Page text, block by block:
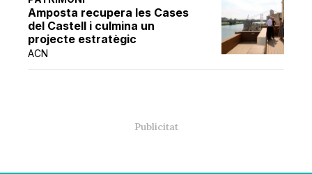
Amposta recupera les Cases
del Castell i culmina un
projecte estratègic
ACN